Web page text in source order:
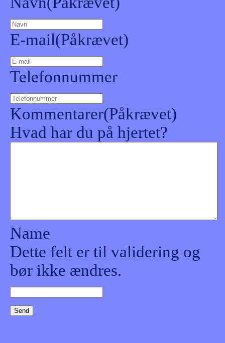
E-mail(Påkrævet)
Telefonnummer
Kommentarer(Påkrævet)
Hvad har du på hjertet?
Name
Dette felt er til validering og
bør ikke ændres.